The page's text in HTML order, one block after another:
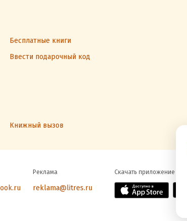
Бесплатные книги
Ввести подарочный код
Книжный вызов
Реклама
reklama@litres.ru
Скачать приложение